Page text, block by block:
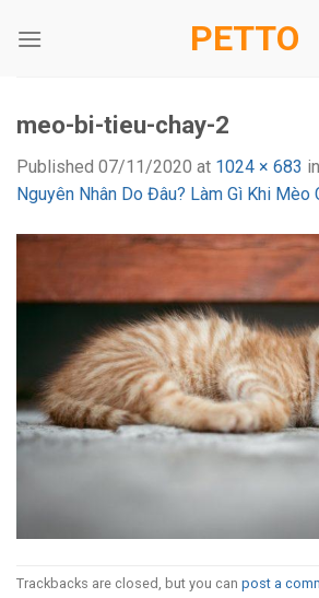
PETTO
meo-bi-tieu-chay-2
Published 07/11/2020 at 1024 × 683 in
Nguyên Nhân Do Đâu? Làm Gì Khi Mèo
Trackbacks are closed, but you can post a